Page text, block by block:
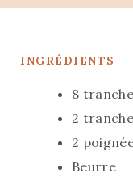
INGRÉDIENTS
8
2
2
Beurre